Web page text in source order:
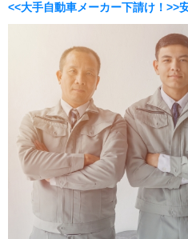
<<大手自動車メーカー下請け！